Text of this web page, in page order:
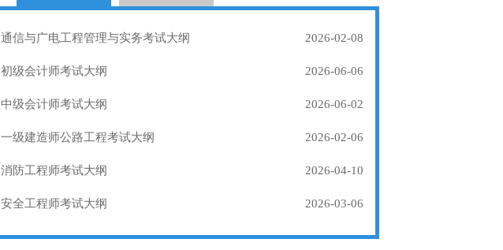
通信与广电工程管理与实务考试大纲 2026-02-08
初级会计师考试大纲 2026-06-06
中级会计师考试大纲 2026-06-02
一级建造师公路工程考试大纲 2026-02-06
消防工程师考试大纲 2026-04-10
安全工程师考试大纲 2026-03-06